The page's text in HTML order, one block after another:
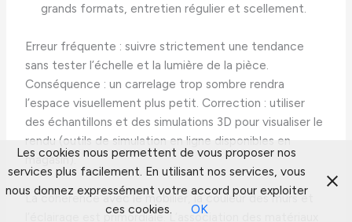
grands formats, entretien régulier et scellement.
Erreur fréquente : suivre strictement une tendance
sans tester l’échelle et la lumière de la pièce.
Conséquence : un carrelage trop sombre rendra
l’espace visuellement plus petit. Correction : utiliser
des échantillons et des simulations 3D pour visualiser le
rendu (outils de simulation en ligne disponibles en
magasin).
La cohérence avec le mobilier, la couleur des murs et
l’éclairage est primordiale. L’association des matériaux
Les cookies nous permettent de vous proposer nos
services plus facilement. En utilisant nos services, vous
nous donnez expressément votre accord pour exploiter
ces cookies.
OK